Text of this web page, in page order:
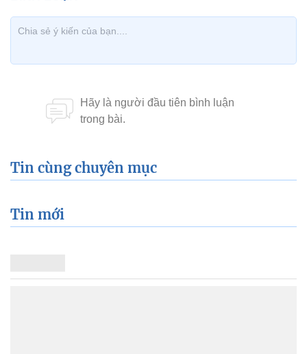
Tin cùng chuyên mục
Tin mới